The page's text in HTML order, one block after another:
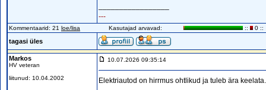
---
Kommentaarid: 21 loe/lisa Kasutajad arvavad: :: 0 ::
tagasi üles
Markos
HV veteran
liitunud: 10.04.2002
10.07.2026 09:35:14
Elektriautod on hirrmus ohtlikud ja tuleb ära